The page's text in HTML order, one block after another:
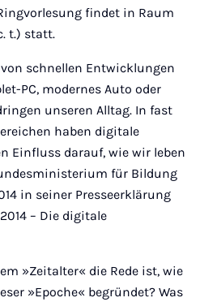
findet in Raum
t.) statt.
schnellen Entwicklungen
PC, modernes Auto oder
unseren Alltag. In fast
haben digitale
Einfluss darauf, wie wir leben
für Bildung
in seiner Presseerklärung
– Die digitale
»Zeitalter« die Rede ist, wie
»Epoche« begründet? Was